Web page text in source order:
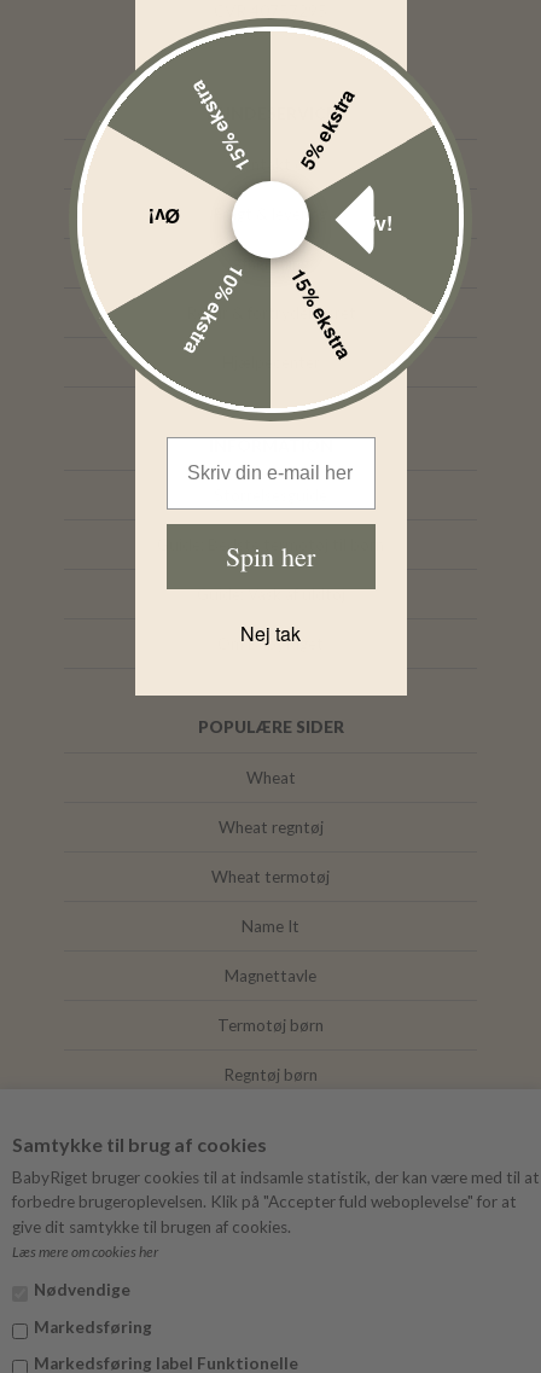
Samtykke til brug af cookies
BabyRiget bruger cookies til at indsamle statistik, der kan være med til at
forbedre brugeroplevelsen. Klik på "Accepter fuld weboplevelse" for at
give dit samtykke til brugen af cookies.
Læs mere om cookies her
Nødvendige
Markedsføring
Markedsføring label Funktionelle
KUNDESERVICE
Kontakt os
Fragt & levering
Afhentning
Retur & fortrydelsesret
Guide: Bedste termotøj til børn
Guide: Vask af uldtøj
Om BabyRiget
POPULÆRE SIDER
Wheat
Wheat regntøj
Wheat termotøj
Name It
Magnettavle
Termotøj børn
Regntøj børn
Mushie
Facebook
5% ekstra
Øv!
15% ekstra
10% ekstra
Øv!
15% ekstra
Spin her
Nej tak